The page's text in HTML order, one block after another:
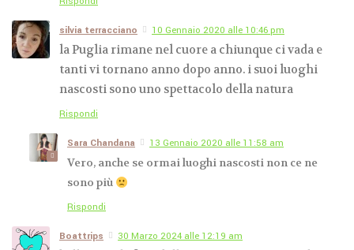
silvia terracciano 10 Gennaio 2020 alle 10:46 pm
la Puglia rimane nel cuore a chiunque ci vada e
tanti vi tornano anno dopo anno. i suoi luoghi
nascosti sono uno spettacolo della natura
Rispondi
Sara Chandana 13 Gennaio 2020 alle 11:58 am
Vero, anche se ormai luoghi nascosti non ce ne
sono più
Rispondi
Boattrips 30 Marzo 2024 alle 12:19 am